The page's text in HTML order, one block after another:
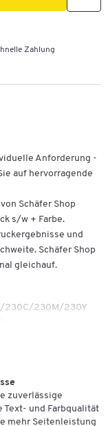
Zahlung
Anforderung -
auf hervorragende
Schäfer Shop
s/w + Farbe.
und
Schäfer Shop
gleichauf.
230C/230M/230Y
Magenta, Gelb)
CN, HL-3045 CN,
zuverlässige
Text- und Farbqualität
mehr Seitenleistung